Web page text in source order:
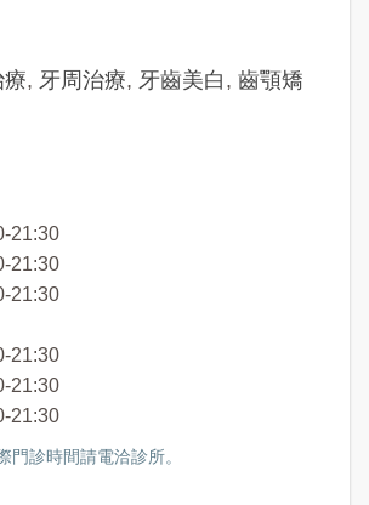
, 牙周治療, 牙齒美白 , 齒顎矯
21:30
21:30
21:30
21:30
21:30
21:30
診時間請電洽診所。